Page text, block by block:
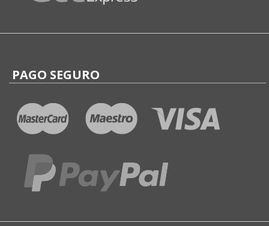
PAGO SEGURO